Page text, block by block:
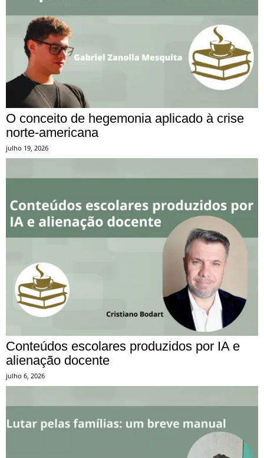
O conceito de hegemonia aplicado à crise
norte-americana
julho 19, 2026
Conteúdos escolares produzidos por IA e
alienação docente
julho 6, 2026